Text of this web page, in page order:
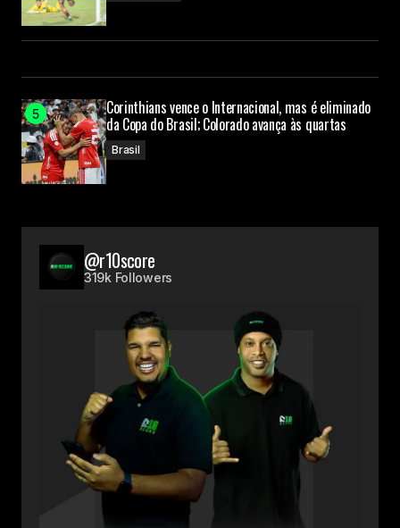
Corinthians vence o Internacional, mas é eliminado
da Copa do Brasil; Colorado avança às quartas
Brasil
@r10score
319k Followers